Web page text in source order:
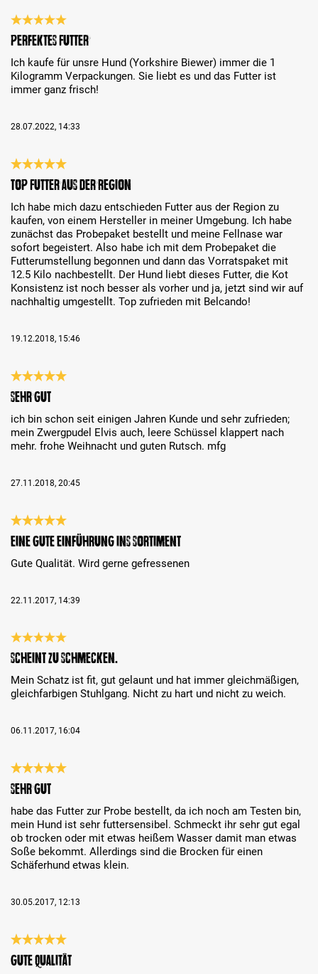
Review with rating of 5 out of 5 stars
Perfektes Futter
Ich kaufe für unsre Hund (Yorkshire Biewer) immer die 1
Kilogramm Verpackungen. Sie liebt es und das Futter ist
immer ganz frisch!
28.07.2022, 14:33
Review with rating of 5 out of 5 stars
Top Futter aus der Region
Ich habe mich dazu entschieden Futter aus der Region zu
kaufen, von einem Hersteller in meiner Umgebung. Ich habe
zunächst das Probepaket bestellt und meine Fellnase war
sofort begeistert. Also habe ich mit dem Probepaket die
Futterumstellung begonnen und dann das Vorratspaket mit
12.5 Kilo nachbestellt. Der Hund liebt dieses Futter, die Kot
Konsistenz ist noch besser als vorher und ja, jetzt sind wir auf
nachhaltig umgestellt. Top zufrieden mit Belcando!
19.12.2018, 15:46
Review with rating of 5 out of 5 stars
sehr gut
ich bin schon seit einigen Jahren Kunde und sehr zufrieden;
mein Zwergpudel Elvis auch, leere Schüssel klappert nach
mehr. frohe Weihnacht und guten Rutsch. mfg
27.11.2018, 20:45
Review with rating of 5 out of 5 stars
Eine gute Einführung ins Sortiment
Gute Qualität. Wird gerne gefressenen
22.11.2017, 14:39
Review with rating of 5 out of 5 stars
Scheint zu Schmecken.
Mein Schatz ist fit, gut gelaunt und hat immer gleichmäßigen,
gleichfarbigen Stuhlgang. Nicht zu hart und nicht zu weich.
06.11.2017, 16:04
Review with rating of 5 out of 5 stars
sehr gut
habe das Futter zur Probe bestellt, da ich noch am Testen bin,
mein Hund ist sehr futtersensibel. Schmeckt ihr sehr gut egal
ob trocken oder mit etwas heißem Wasser damit man etwas
Soße bekommt. Allerdings sind die Brocken für einen
Schäferhund etwas klein.
30.05.2017, 12:13
Review with rating of 5 out of 5 stars
Gute Qualität